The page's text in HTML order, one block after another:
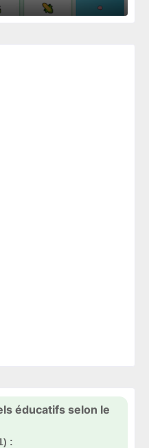
éducatifs selon le
: